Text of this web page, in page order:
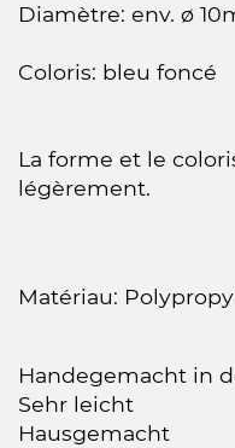
Diamètre: env. ø
Coloris: bleu foncé
La forme et le
légèrement.
Matériau:
Handegemacht in
Sehr leicht
Hausgemacht